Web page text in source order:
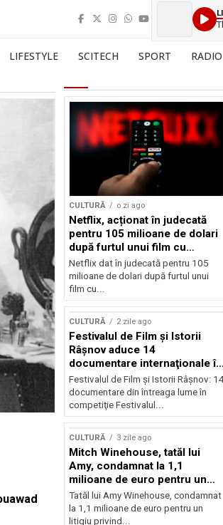
LIFESTYLE SCITECH SPORT RADIO
CULTURĂ o zi ago
Netflix, acționat în judecată
pentru 105 milioane de dolari
după furtul unui film cu
Nicolas Cage
Netflix dat în judecată pentru 105
milioane de dolari după furtul unui
film cu...
CULTURĂ 2 zile ago
Festivalul de Film şi Istorii
Râşnov aduce 14
documentare internaţionale în
premieră
Festivalul de Film şi Istorii Râşnov:
documentare din întreaga lume în
competiţie Festivalul...
CULTURĂ 3 zile ago
Mitch Winehouse, tatăl lui
Amy, condamnat la 1,1
milioane de euro pentru un
litigiu pierdut
Tatăl lui Amy Winehouse, condamnat
la 1,1 milioane de euro pentru un
litigiu privind...